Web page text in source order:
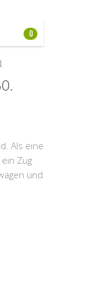
0
Als eine
Zug
und